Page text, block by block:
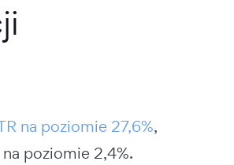
na poziomie 27,6%,
poziomie 2,4%.